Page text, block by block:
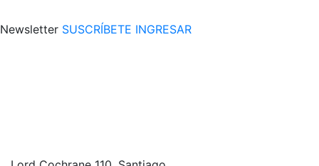
Newsletter SUSCRÍBETE INGRESAR